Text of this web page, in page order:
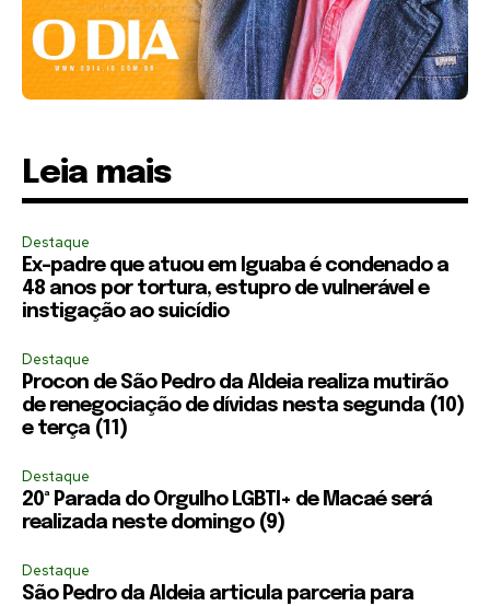
Leia mais
Destaque
Ex-padre que atuou em Iguaba é condenado a
48 anos por tortura, estupro de vulnerável e
instigação ao suicídio
Destaque
Procon de São Pedro da Aldeia realiza mutirão
de renegociação de dívidas nesta segunda (10)
e terça (11)
Destaque
20ª Parada do Orgulho LGBTI+ de Macaé será
realizada neste domingo (9)
Destaque
São Pedro da Aldeia articula parceria para